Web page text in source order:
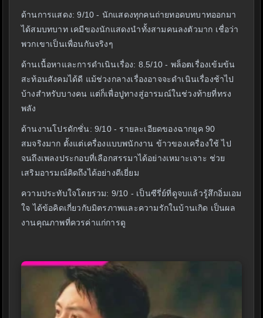
ด้านการแสดง: 9/10 - นักแสดงทุกคนถ่ายทอดบทบาทออกมา
ได้สมบทบาท เคมีของนักแสดงนำทั้งสามคนลงตัวมาก เชื่อว่า
พวกเขาเป็นเพื่อนกันจริงๆ
ด้านเนื้อหาและการดำเนินเรื่อง: 8.5/10 - พล็อตเรื่องเข้มข้น
สะท้อนสังคมได้ดี แม้ช่วงกลางเรื่องอาจจะดำเนินเรื่องช้าไป
บ้างสำหรับบางคน แต่ก็เพื่อปูทางสู่อารมณ์ในช่วงท้ายที่ทรง
พลัง
ด้านงานโปรดักชั่น: 9/10 - รายละเอียดของฉากยุค 90
สมจริงมาก ตั้งแต่เครื่องแบบพนักงาน ข้าวของเครื่องใช้ ไป
จนถึงเพลงประกอบที่เลือกสรรมาได้อย่างเหมาะเจาะ ช่วย
เสริมอารมณ์คิดถึงได้อย่างดีเยี่ยม
ความประทับใจโดยรวม: 9/10 - เป็นซีรี่ย์ที่ดูจบแล้วรู้สึกอิ่มเอม
ใจ ได้ข้อคิดเกี่ยวกับมิตรภาพและความรักในบ้านเกิด เป็นผล
งานคุณภาพที่ควรค่าแก่การดู